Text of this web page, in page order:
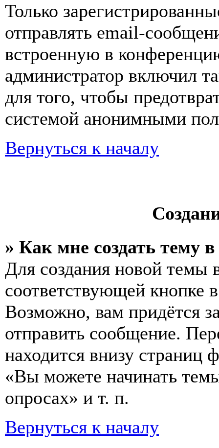
Только
отправлять email-
встроенную в
администратор включил
для того, чтобы
системой анонимными
Вернуться к началу
» Как мне создать тему
Для создания новой темы
соответствующей кнопке
Возможно, вам придётся
отправить сообщение.
находится внизу
«Вы можете начинать
опросах» и т. п.
Вернуться к началу